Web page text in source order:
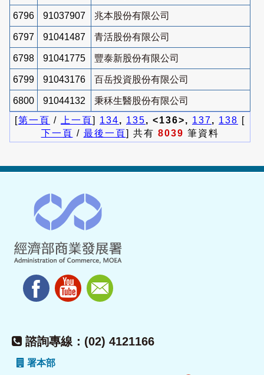
6796 91037907 兆本股份有限公司
6797 91041487 青活股份有限公司
6798 91041775 豐泰新股份有限公司
6799 91043176 百岳投資股份有限公司
6800 91044132
秉秝生醫股份有限公司
[第一頁 / 上一頁] 134, 135, <136>, 137, 138 [
下一頁 / 最後一頁] 共有 8039 筆資料
諮詢專線：(02) 4121166
署本部